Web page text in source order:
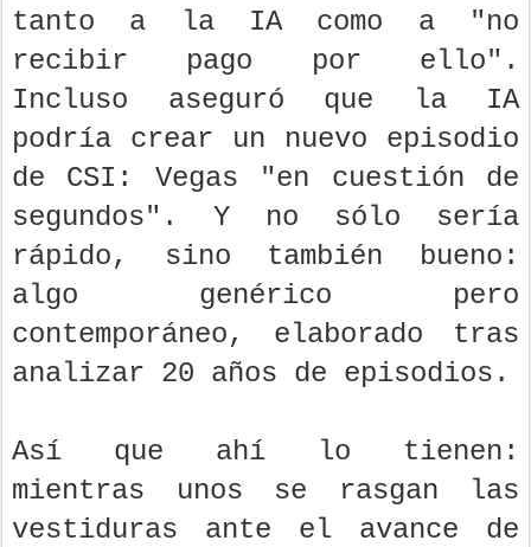
tanto a la IA como a "no
recibir pago por ello".
Incluso aseguró que la IA
podría crear un nuevo episodio
de CSI: Vegas "en cuestión de
segundos". Y no sólo sería
rápido, sino también bueno:
algo genérico pero
contemporáneo, elaborado tras
analizar 20 años de episodios.
Así que ahí lo tienen:
mientras unos se rasgan las
vestiduras ante el avance de